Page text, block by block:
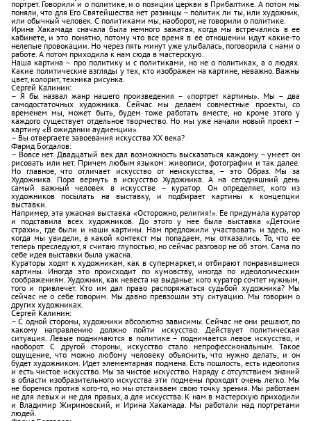
портрет. Говорили и о политике, и о позиции церкви в Прибалтике. А потом мы
поняли, что для Его Святейшества нет разницы – политик ли ты, или художник,
или обычный человек. С политиками мы, наоборот, не говорили о политике.
Ирина Хакамада сначала была немного зажатая, когда мы встречались в ее
кабинете, и это понятно, потому что все время в ее отношении идут какие-то
нелепые провокации. Но через пять минут уже улыбалась, поговорила с нами о
работе. А потом приходила к нам сюда в мастерскую.
Наша картина – про политику и с политиками, но не о политиках, а о людях.
Какие политические взгляды у тех, кто изображен на картине, неважно. Важны
цвет, колорит, техника рисунка.
Сергей Калинин:
– Я бы назвал жанр нашего произведения – «портрет картины». Мы – два
самодостаточных художника. Сейчас мы делаем совместные проекты, со
временем мы, может быть, будем тоже работать вместе, но кроме этого у
каждого существует отдельное творчество. Но мы уже начали новый проект –
картину «В ожидании аудиенции».
– Вы отвергаете завоевания искусства ХХ века?
Фарид Богдалов:
– Вовсе нет. Двадцатый век дал возможность высказаться каждому – умеет он
рисовать или нет. Причем любым языком: живописи, фотографии и так далее.
Но главное, что отличает искусство от неискусства, – это Образ. Мы за
Художника. Пора вернуть в искусство Художника. А на сегодняшний день
самый важный человек в искусстве – куратор. Он определяет, кого из
художников посылать на выставку, и подбирает картины к концепции
выставки.
Например, эта ужасная выставка «Осторожно, религия!». Ее придумала куратор
и подставила всех художников. До этого у нее была выставка «Детские
страхи», где были и наши картины. Нам предложили участвовать и здесь, но
когда мы увидели, в какой контекст мы попадаем, мы отказались. То, что ее
теперь преследуют, я считаю глупостью, но сейчас разговор не об этом. Сама по
себе идея выставки была ужасна.
Кураторы ходят к художникам, как в супермаркет, и отбирают понравившиеся
картины. Иногда это происходит по кумовству, иногда по идеологическим
соображениям. Художник, как невеста на выданье: кого куратор сочтет нужным,
того и привлечет. Кто им дал право распоряжаться судьбой художника? Мы
сейчас не о себе говорим. Мы давно превзошли эту ситуацию. Мы говорим о
других художниках.
Сергей Калинин:
– С одной стороны, художники абсолютно зависимы. Сейчас не они решают, по
какому направлению должно пойти искусство. Действует политическая
ситуация. Левые поднимаются в политике – поднимается левое искусство, и
наоборот. С другой стороны, искусство стало непрофессиональным. Такое
ощущение, что можно любому человеку объяснить, что нужно делать, и он
будет художником. Идет элементарная подмена. Есть пошлость, есть идеология
и есть чистое искусство. Мы за чистое искусство. Наряду с отсутствием знаний
в области изобразительного искусства эти подмены проходят очень легко. Мы
не боремся против кого-то, но мы отстаиваем свою точку зрения. Мы работаем
не для левых и не для правых, а для искусства. К нам в мастерскую приходили
и Владимир Жириновский, и Ирина Хакамада. Мы работали над портретами
людей.